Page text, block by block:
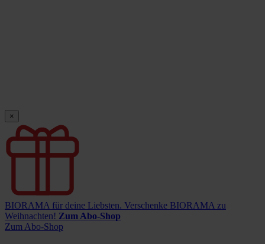
×
BIORAMA für deine Liebsten. Verschenke BIORAMA zu
Weihnachten! Zum Abo-Shop
Zum Abo-Shop